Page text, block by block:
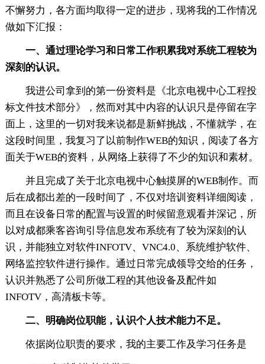
不懈努力，各方面均取得一定的进步，现将我的工作情况
做如下汇报：
一、通过理论学习和日常工作积累我对系统工程较为
深刻的认识。
我进公司拿到的第一份资料是《北京电视中心工程投
标文件技术部分》，然而对其中内容的认识只是停留在字
面上，这里的一切对我来说都是新鲜挑战，不懂就学，在
这段时间里，我复习了以前制作WEB的知识，阅读了各方
面关于WEB的资料，从网络上获得了不少的知识和素材。
并且完成了关于北京电视中心触摸屏的WEB制作。而
后在成都出差的一段时间了，不仅对培训资料详细阅读，
而且在设备日常的配置与设置的时候留意观看并深记，所
以对成都乘客咨询引导信息发布系统有了较为深刻的认
识，并能独立对软件INFOTV、VNC4.0、系统维护软件、
网络监控软件进行操作。通过日常完成领导交给的任务，
认识并熟悉了公司所做工程的其他设备及配件如
INFOTV，高清板卡等。
二、明确岗位职能，认识个人技术能力不足。
依据岗位职责的要求，我的主要工作及学习任务是